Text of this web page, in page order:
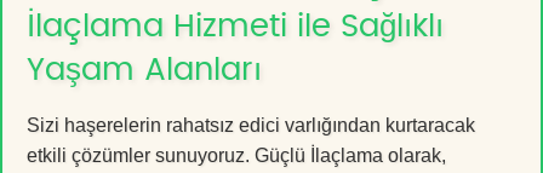
İlaçlama Hizmeti ile Sağlıklı
Yaşam Alanları
Sizi haşerelerin rahatsız edici varlığından kurtaracak
etkili çözümler sunuyoruz. Güçlü İlaçlama olarak,